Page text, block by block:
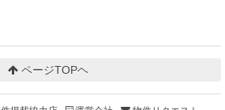
ページTOPヘ